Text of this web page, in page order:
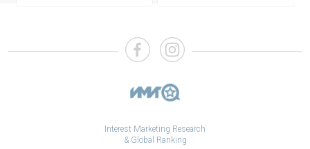
Interest Marketing Research
& Global Ranking